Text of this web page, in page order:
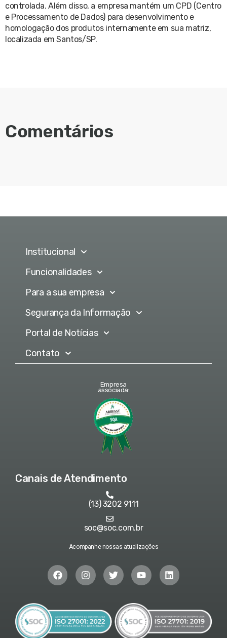
controlada. Além disso, a empresa mantém um CPD (Centro
e Processamento de Dados) para desenvolvimento e
homologação dos produtos internamente em sua matriz,
localizada em Santos/SP.
Comentários
Institucional
Funcionalidades
Para a sua empresa
Segurança da Informação
Portal de Notícias
Contato
Empresa
associada:
Canais de Atendimento
(13) 3202 9111
soc@soc.com.br
Acompanhe nossas atualizações